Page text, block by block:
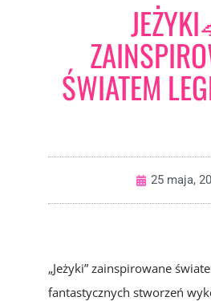
ŚWIATEM
25 maja,
„Jeżyki” zainspirowane
fantastycznych stworzeń